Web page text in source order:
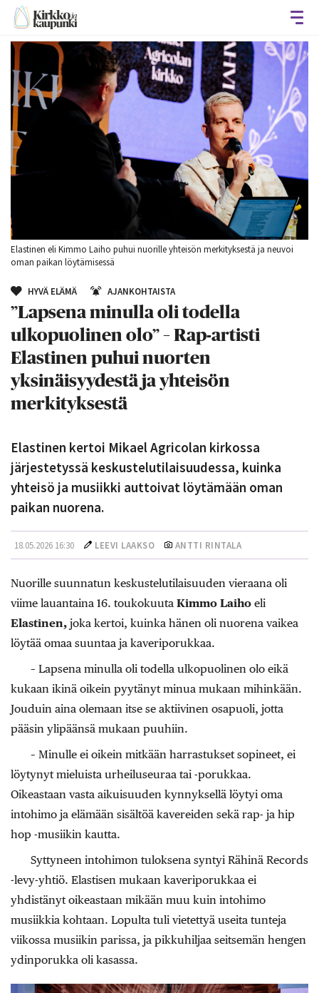
Elastinen eli Kimmo Laiho puhui nuorille yhteisön merkityksestä ja neuvoi
oman paikan löytämisessä
HYVÄ ELÄMÄ AJANKOHTAISTA
”Lapsena minulla oli todella
ulkopuolinen olo” – Rap-artisti
Elastinen puhui nuorten
yksinäisyydestä ja yhteisön
merkityksestä
Elastinen kertoi Mikael Agricolan kirkossa
järjestetyssä keskustelutilaisuudessa, kuinka
yhteisö ja musiikki auttoivat löytämään oman
paikan nuorena.
18.05.2026 16:30 LEEVI LAAKSO ANTTI RINTALA
Nuorille suunnatun keskustelutilaisuuden vieraana oli
viime lauantaina 16. toukokuuta Kimmo Laiho eli
Elastinen, joka kertoi, kuinka hänen oli nuorena vaikea
löytää omaa suuntaa ja kaveriporukkaa.
– Lapsena minulla oli todella ulkopuolinen olo eikä
kukaan ikinä oikein pyytänyt minua mukaan mihinkään.
Jouduin aina olemaan itse se aktiivinen osapuoli, jotta
pääsin ylipäänsä mukaan puuhiin.
– Minulle ei oikein mitkään harrastukset sopineet, ei
löytynyt mieluista urheiluseuraa tai -porukkaa.
Oikeastaan vasta aikuisuuden kynnyksellä löytyi oma
intohimo ja elämään sisältöä kavereiden sekä rap- ja hip
hop -musiikin kautta.
Syttyneen intohimon tuloksena syntyi Rähinä Records
-levy-yhtiö. Elastisen mukaan kaveriporukkaa ei
yhdistänyt oikeastaan mikään muu kuin intohimo
musiikkia kohtaan. Lopulta tuli vietettyä useita tunteja
viikossa musiikin parissa, ja pikkuhiljaa seitsemän hengen
ydinporukka oli kasassa.